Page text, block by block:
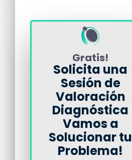
Gratis!
Solicita una
Sesión de
Valoración
Diagnóstica
Vamos a
Solucionar tu
Problema!